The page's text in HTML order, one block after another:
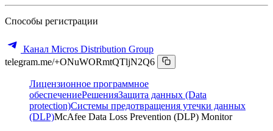
Способы регистрации
Канал Micros Distribution Group
telegram.me/+ONuWORmtQTljN2Q6
Лицензионное программное
обеспечениеРешенияЗащита данных (Data
protection)Системы предотвращения утечки данных
(DLP)McAfee Data Loss Prevention (DLP) Monitor